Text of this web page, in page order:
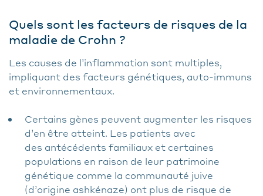
Quels sont les facteurs de risques de la
maladie de Crohn ?
Les causes de l’inflammation sont multiples,
impliquant des facteurs génétiques, auto-immuns
et environnementaux.
Certains gènes peuvent augmenter les risques
d’en être atteint. Les patients avec
des antécédents familiaux et certaines
populations en raison de leur patrimoine
génétique comme la communauté juive
(d’origine ashkénaze) ont plus de risque de